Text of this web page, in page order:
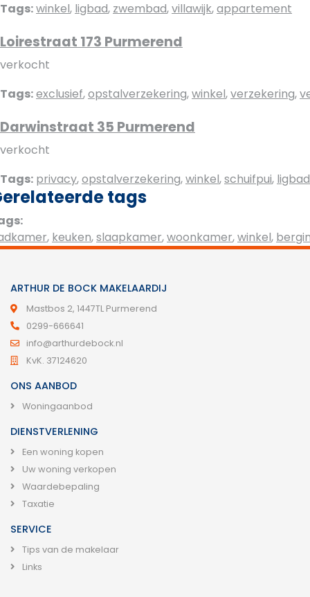
Tags:winkel, ligbad, zwembad,villawijk,appartement
Loirestraat 173 Purmerend
verkocht
Tags:exclusief,opstalverzekering,winkel,verzekering,
Darwinstraat 35 Purmerend
verkocht
Tags: privacy,opstalverzekering,winkel,schuifpui, ligbad
tags
, keuken,slaapkamer,woonkamer,winkel,
ARTHUR DE BOCK MAKELAARDIJ
Mastbos 2, 1447TL Purmerend
0299-666641
info@arthurdebock.nl
KvK. 37124620
ONS AANBOD
Woningaanbod
DIENSTVERLENING
Een woning kopen
Uw woning verkopen
Waardebepaling
Taxatie
SERVICE
Tips van de makelaar
Links